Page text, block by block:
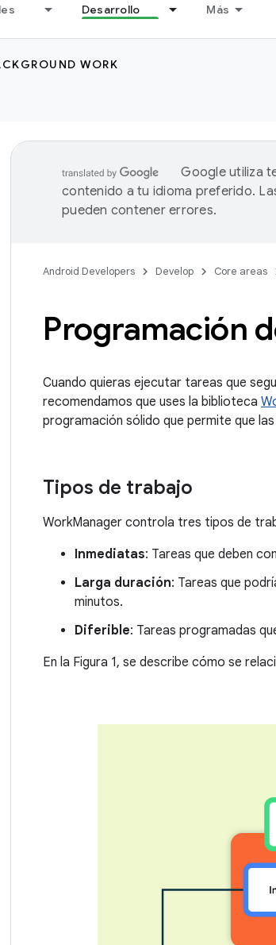
Desarrollo Más
WORK
Google utiliza
contenido a tu idioma preferido.
pueden contener errores.
Android Developers Develop Core areas
Programación
Cuando quieras ejecutar tareas que
recomendamos que uses la biblioteca
programación sólido que permite que
Tipos de trabajo
WorkManager controla tres tipos de
Inmediatas: Tareas que deben
Larga duración: Tareas que
minutos.
Diferible: Tareas programadas
En la Figura 1, se describe cómo se